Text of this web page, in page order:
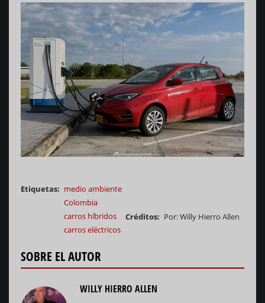
Etiquetas
medio ambiente
Colombia
carros híbridos
carros eléctricos
Créditos Por: Willy Hierro Allen
SOBRE EL AUTOR
WILLY HIERRO ALLEN